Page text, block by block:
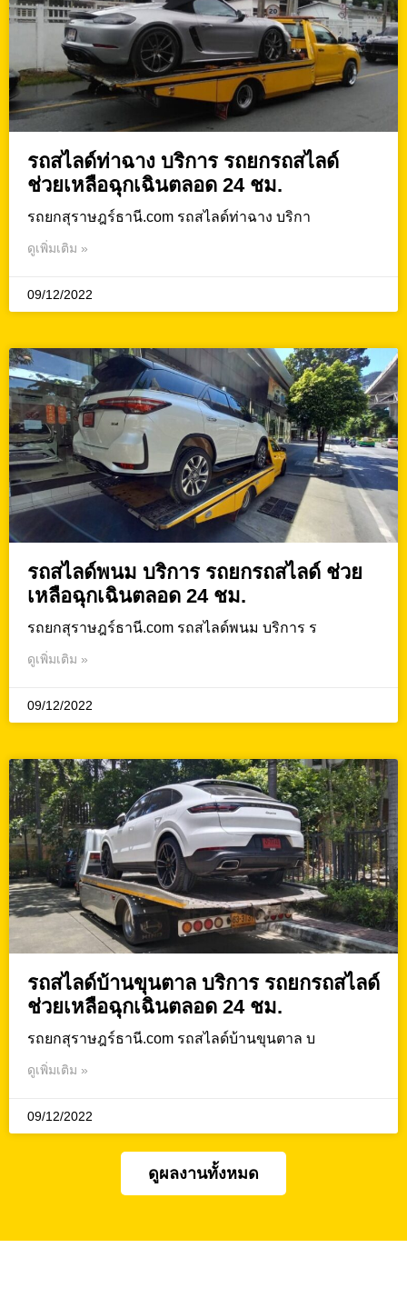
รถสไลด์ท่าฉาง บริการ รถยกรถสไลด์
ช่วยเหลือฉุกเฉินตลอด 24 ชม.
รถยกสุราษฎร์ธานี.com รถสไลด์ท่าฉาง บริกา
ดูเพิ่มเติม »
09/12/2022
รถสไลด์พนม บริการ รถยกรถสไลด์ ช่วย
เหลือฉุกเฉินตลอด 24 ชม.
รถยกสุราษฎร์ธานี.com รถสไลด์พนม บริการ ร
ดูเพิ่มเติม »
09/12/2022
รถสไลด์บ้านขุนตาล บริการ รถยกรถสไลด์
ช่วยเหลือฉุกเฉินตลอด 24 ชม.
รถยกสุราษฎร์ธานี.com รถสไลด์บ้านขุนตาล บ
ดูเพิ่มเติม »
09/12/2022
ดูผลงานทั้งหมด